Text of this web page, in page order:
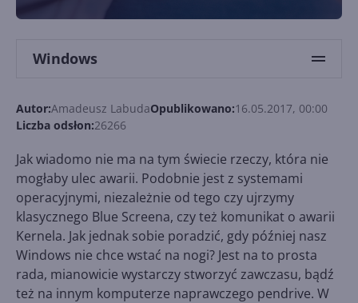
Windows
Autor:Amadeusz LabudaOpublikowano:16.05.2017, 00:00
Liczba odsłon:26266
Jak wiadomo nie ma na tym świecie rzeczy, która nie
mogłaby ulec awarii. Podobnie jest z systemami
operacyjnymi, niezależnie od tego czy ujrzymy
klasycznego Blue Screena, czy też komunikat o awarii
Kernela. Jak jednak sobie poradzić, gdy później nasz
Windows nie chce wstać na nogi? Jest na to prosta
rada, mianowicie wystarczy stworzyć zawczasu, bądź
też na innym komputerze naprawczego pendrive. W